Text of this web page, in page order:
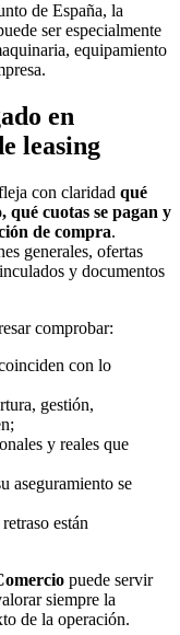
de España, la
ser especialmente
equipamiento
en
leasing
con claridad qué
qué cuotas se pagan y
de compra.
generales, ofertas
y documentos
comprobar:
con lo
gestión,
y reales que
aseguramiento se
están
puede servir
siempre la
de la operación.